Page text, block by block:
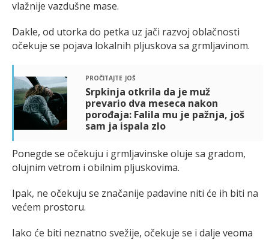
vlažnije vazdušne mase.
Dakle, od utorka do petka uz jači razvoj oblačnosti
očekuje se pojava lokalnih pljuskova sa grmljavinom.
pročitajte još
Srpkinja otkrila da je muž
prevario dva meseca nakon
porođaja: Falila mu je pažnja, još
sam ja ispala zlo
Ponegde se očekuju i grmljavinske oluje sa gradom,
olujnim vetrom i obilnim pljuskovima.
Ipak, ne očekuju se značanije padavine niti će ih biti na
većem prostoru.
Iako će biti neznatno svežije, očekuje se i dalje veoma